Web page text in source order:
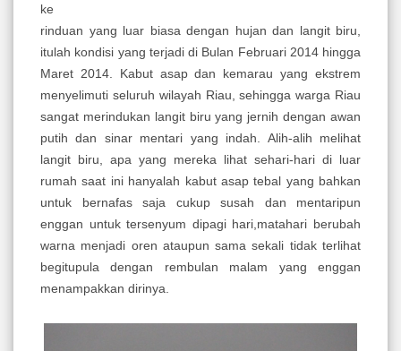
ke
rinduan yang luar biasa dengan hujan dan langit biru,
itulah kondisi yang terjadi di Bulan Februari 2014 hingga
Maret 2014. Kabut asap dan kemarau yang ekstrem
menyelimuti seluruh wilayah Riau, sehingga warga Riau
sangat merindukan langit biru yang jernih dengan awan
putih dan sinar mentari yang indah. Alih-alih melihat
langit biru, apa yang mereka lihat sehari-hari di luar
rumah saat ini hanyalah kabut asap tebal yang bahkan
untuk bernafas saja cukup susah dan mentaripun
enggan untuk tersenyum dipagi hari,matahari berubah
warna menjadi oren ataupun sama sekali tidak terlihat
begitupula dengan rembulan malam yang enggan
menampakkan dirinya.